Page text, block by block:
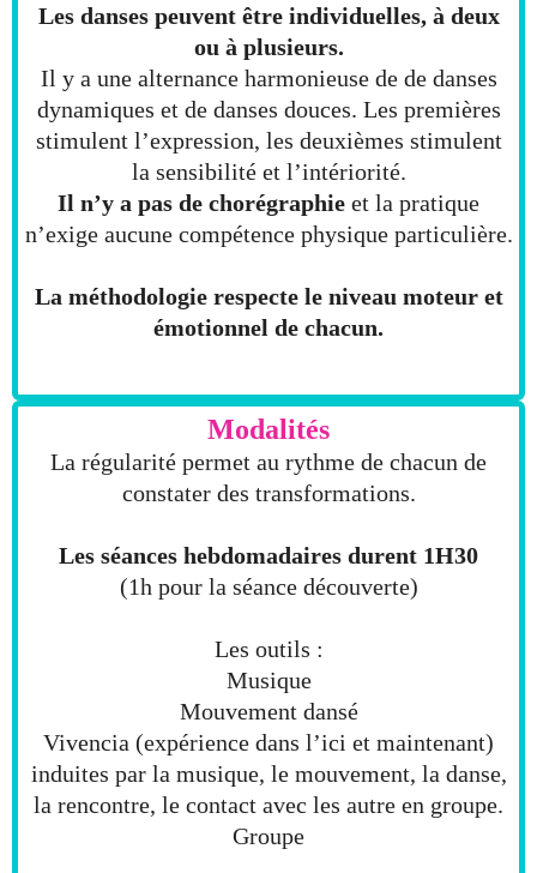
Les danses peuvent être individuelles, à deux
ou à plusieurs.
Il y a une alternance harmonieuse de de danses
dynamiques et de danses douces. Les premières
stimulent l’expression, les deuxièmes stimulent
la sensibilité et l’intériorité.
Il n’y a pas de chorégraphie et la pratique
n’exige aucune compétence physique particulière.
La méthodologie respecte le niveau moteur et
émotionnel de chacun.
Modalités
La régularité permet au rythme de chacun de
constater des transformations.
Les séances hebdomadaires durent 1H30
(1h pour la séance découverte)
Les outils :
Musique
Mouvement dansé
Vivencia (expérience dans l’ici et maintenant)
induites par la musique, le mouvement, la danse,
la rencontre, le contact avec les autre en groupe.
Groupe